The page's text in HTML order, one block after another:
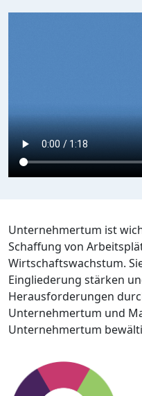
Unternehmertum ist
Schaffung von
Wirtschaftswachstum.
Eingliederung stärken
Herausforderungen
Unternehmertum und
Unternehmertum